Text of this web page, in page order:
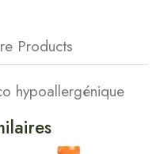
Products
hypoallergénique